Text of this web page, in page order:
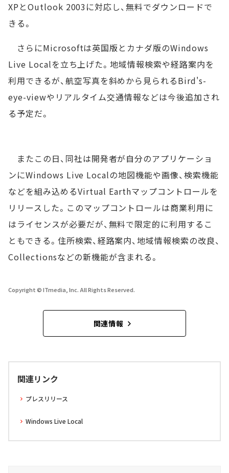
XPとOutlook 2003に対応し、無料でダウンロードで
きる。
さらにMicrosoftは英国版とカナダ版のWindows
Live Localを立ち上げた。地域情報検索や経路案内を
利用できるが、航空写真を斜めから見られるBird's-
eye-viewやリアルタイム交通情報などは今後追加され
る予定だ。
またこの日、同社は開発者が自分のアプリケーショ
ンにWindows Live Localの地図機能や画像、検索機能
などを組み込めるVirtual Earthマップコントロールを
リリースした。このマップコントロールは商業利用に
はライセンスが必要だが、無料で限定的に利用するこ
ともできる。住所検索、経路案内、地域情報検索の改良、
Collectionsなどの新機能が含まれる。
Copyright © ITmedia, Inc. All Rights Reserved.
関連情報
関連リンク
プレスリリース
Windows Live Local